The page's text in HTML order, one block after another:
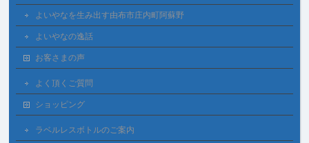
よいやなを生み出す由布市庄内町阿蘇野
よいやなの逸話
お客さまの声
よく頂くご質問
ショッピング
ラベルレスボトルのご案内